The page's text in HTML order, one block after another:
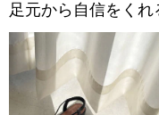
足元から自信をくれ